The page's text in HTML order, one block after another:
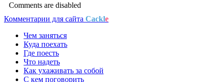
Comments are disabled
Комментарии для сайта Cackle
Чем заняться
Куда поехать
Где поесть
Что надеть
Как ухаживать за собой
С кем поговорить